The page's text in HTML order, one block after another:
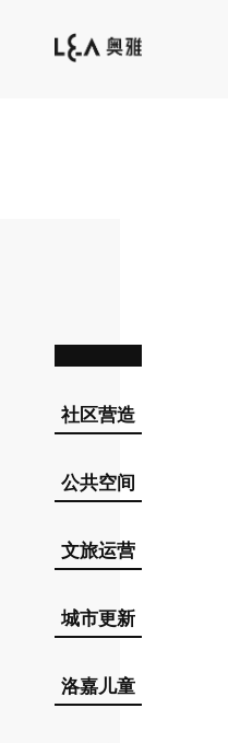
社区营造
公共空间
文旅运营
城市更新
洛嘉儿童